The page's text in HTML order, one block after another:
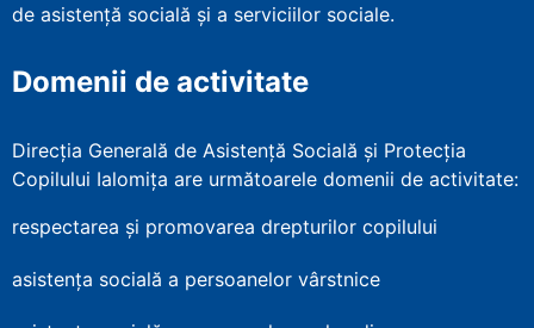
de asistenţă socială şi a serviciilor sociale.
Domenii de activitate
Direcția Generală de Asistență Socială și Protecția
Copilului Ialomița are următoarele domenii de activitate:
respectarea și promovarea drepturilor copilului
asistența socială a persoanelor vârstnice